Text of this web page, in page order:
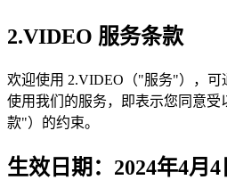
2.VIDEO 服务条款
欢迎使用 2.VIDEO（"服务"），可
使用我们的服务，即表示您同意
款"）的约束。
生效日期：2024年4月4